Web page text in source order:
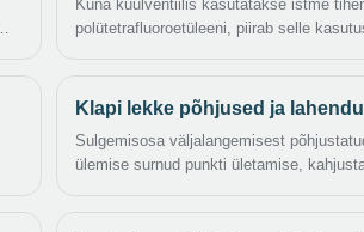
Kuna kuulventiilis kasutatakse istme
polütetrafluoroetüleeni, piirab selle
Klapi lekke põhjused ja
Sulgemisosa väljalangemisest
ülemise surnud punkti ületamise,